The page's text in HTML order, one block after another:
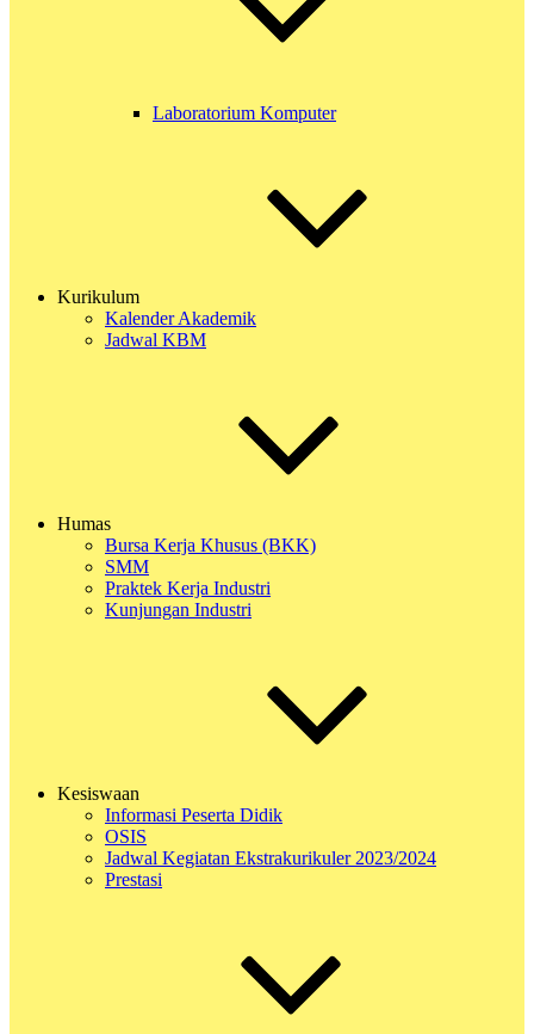
Laboratorium Komputer
Kurikulum
Kalender Akademik
Jadwal KBM
Humas
Bursa Kerja Khusus (BKK)
SMM
Praktek Kerja Industri
Kunjungan Industri
Kesiswaan
Informasi Peserta Didik
OSIS
Jadwal Kegiatan Ekstrakurikuler 2023/2024
Prestasi